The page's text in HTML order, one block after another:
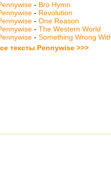
- Bro Hymn
- Revolution
- One Reason
- The Western World
- Something Wrong
тексты Pennywise >>>